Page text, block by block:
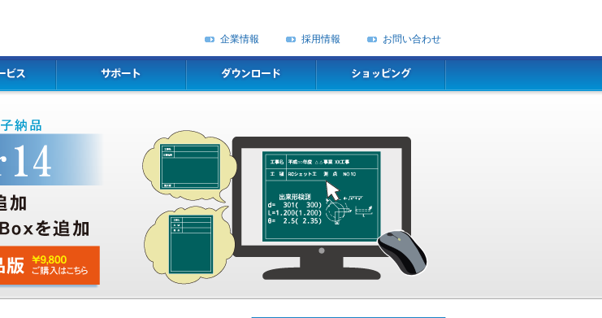
企業情報 採用情報 お問い合わせ